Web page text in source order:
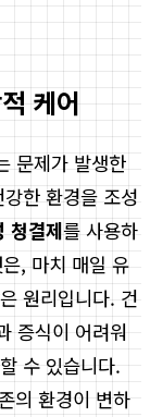
케어
문제가 발생한
한 환경을 조성
청결제를 사용하
, 마치 매일 유
원리입니다. 건
증식이 어려워
수 있습니다.
의 환경이 변하